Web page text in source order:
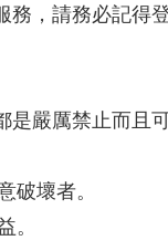
，請務必記得
嚴厲禁止而且
破壞者。
。